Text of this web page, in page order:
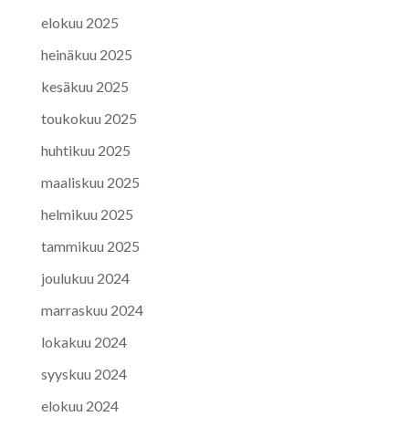
elokuu 2025
heinäkuu 2025
kesäkuu 2025
toukokuu 2025
huhtikuu 2025
maaliskuu 2025
helmikuu 2025
tammikuu 2025
joulukuu 2024
marraskuu 2024
lokakuu 2024
syyskuu 2024
elokuu 2024